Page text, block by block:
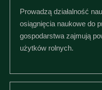
Prowadzą działalność
osiągnięcia naukowe do
gospodarstwa zajmują
użytków rolnych.